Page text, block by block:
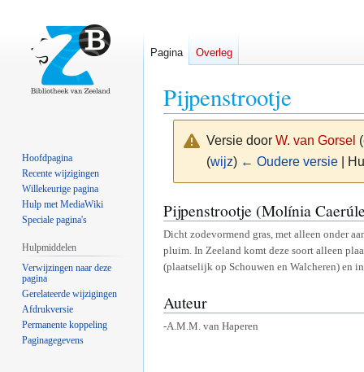
Pijpenstrootje
Versie door W. van Gorsel (
(wijz) ← Oudere versie|
Naar
navigatie
springen
Naar
zoeken
springen
Pijpenstrootje (Molínia
Dicht zodevormend gras, met alleen onder
pluim. In Zeeland komt deze soort alleen
(plaatselijk op Schouwen en Walcheren) en
Auteur
-A.M.M. van Haperen
Pagina Overleg
Hoofdpagina
Recente wijzigingen
Willekeurige pagina
Hulp met MediaWiki
Speciale pagina's
Hulpmiddelen
Verwijzingen naar deze
pagina
Gerelateerde wijzigingen
Afdrukversie
Permanente koppeling
Paginagegevens